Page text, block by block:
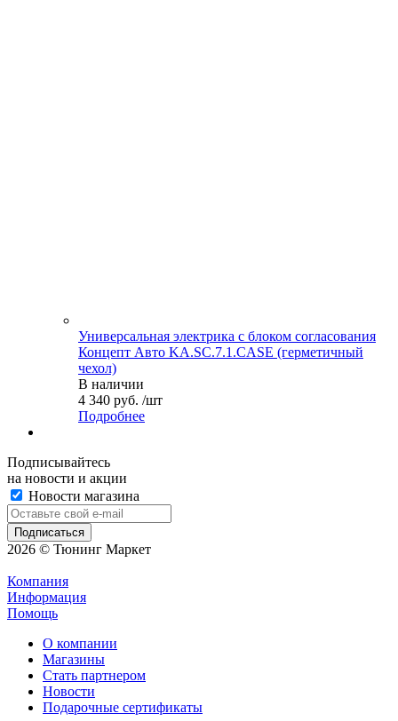
Универсальная электрика с блоком согласования
Концепт Авто KA.SC.7.1.CASE (герметичный
чехол)
В наличии
4 340 руб. /шт
Подробнее
Подписывайтесь
на новости и акции
Новости магазина
2026 © Тюнинг Маркет
Компания
Информация
Помощь
О компании
Магазины
Стать партнером
Новости
Подарочные сертификаты